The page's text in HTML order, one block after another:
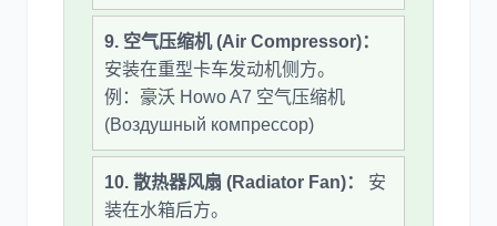
9. 空气压缩机 (Air Compressor)：
安装在重型卡车发动机侧方。
例：豪沃 Howo A7 空气压缩机
(Воздушный компрессор)
10. 散热器风扇 (Radiator Fan)：
安
装在水箱后方。